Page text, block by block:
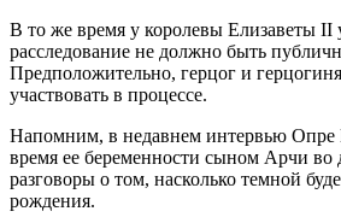
В то же время у королевы Елизаветы II
расследование не должно быть
Предположительно, герцог и
участвовать в процессе.
Напомним, в недавнем интервью Опре
время ее беременности сыном Арчи во
разговоры о том, насколько темной
рождения.